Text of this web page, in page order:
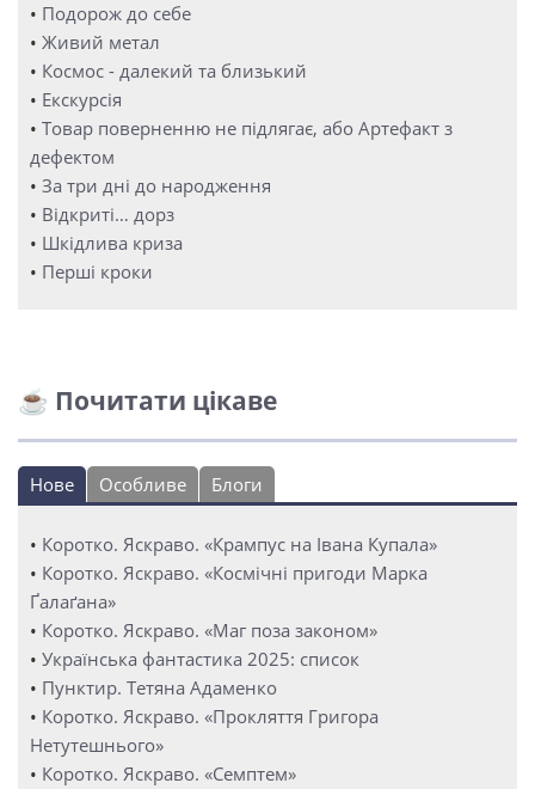
• Подорож до себе
• Живий метал
• Космос - далекий та близький
• Екскурсія
• Товар поверненню не підлягає, або Артефакт з
дефектом
• За три дні до народження
• Відкриті… дорз
• Шкідлива криза
• Перші кроки
☕ Почитати цікаве
Нове Особливе Блоги
• Коротко. Яскраво. «Крампус на Івана Купала»
• Коротко. Яскраво. «Космічні пригоди Марка
Ґалаґана»
• Коротко. Яскраво. «Маг поза законом»
• Українська фантастика 2025: список
• Пунктир. Тетяна Адаменко
• Коротко. Яскраво. «Прокляття Григора
Нетутешнього»
• Коротко. Яскраво. «Семптем»